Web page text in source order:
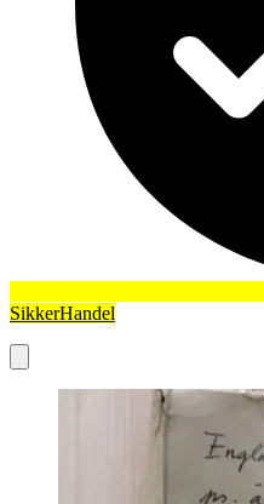
SikkerHandel